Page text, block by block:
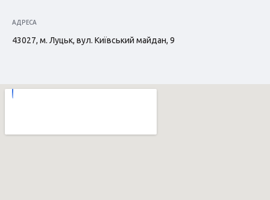
АДРЕСА
43027, м. Луцьк, вул. Київський майдан, 9